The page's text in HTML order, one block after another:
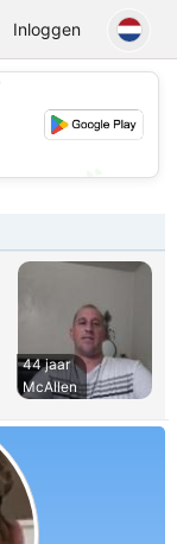
Inloggen
44 jaar
McAllen